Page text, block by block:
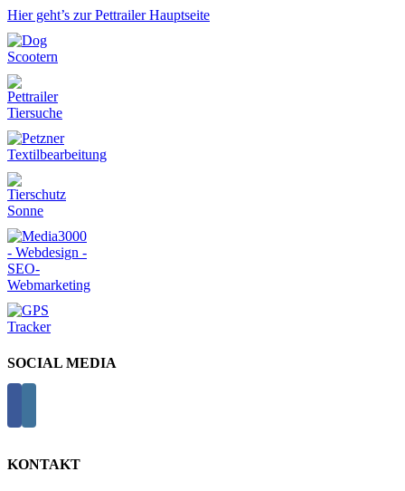
Hier geht’s zur Pettrailer Hauptseite
SOCIAL MEDIA
KONTAKT